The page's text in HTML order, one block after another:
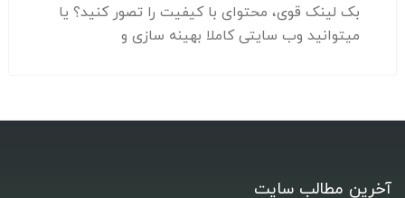
بک لینک قوی، محتوای با کیفیت را تصور کنید؟ یا
میتوانید وب سایتی کاملا بهینه سازی و
آخرین مطالب سایت